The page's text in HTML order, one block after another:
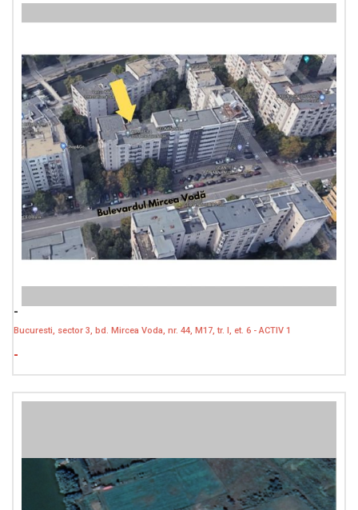
-
Bucuresti, sector 3, bd. Mircea Voda, nr. 44, M17, tr. I, et. 6 - ACTIV 1
-